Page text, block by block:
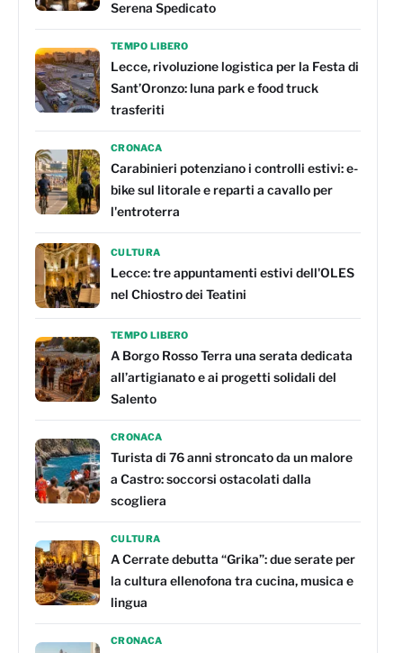
Serena Spedicato
TEMPO LIBERO
Lecce, rivoluzione logistica per la Festa di
Sant’Oronzo: luna park e food truck
trasferiti
CRONACA
Carabinieri potenziano i controlli estivi: e-
bike sul litorale e reparti a cavallo per
l'entroterra
CULTURA
Lecce: tre appuntamenti estivi dell'OLES
nel Chiostro dei Teatini
TEMPO LIBERO
A Borgo Rosso Terra una serata dedicata
all’artigianato e ai progetti solidali del
Salento
CRONACA
Turista di 76 anni stroncato da un malore
a Castro: soccorsi ostacolati dalla
scogliera
CULTURA
A Cerrate debutta “Grika”: due serate per
la cultura ellenofona tra cucina, musica e
lingua
CRONACA